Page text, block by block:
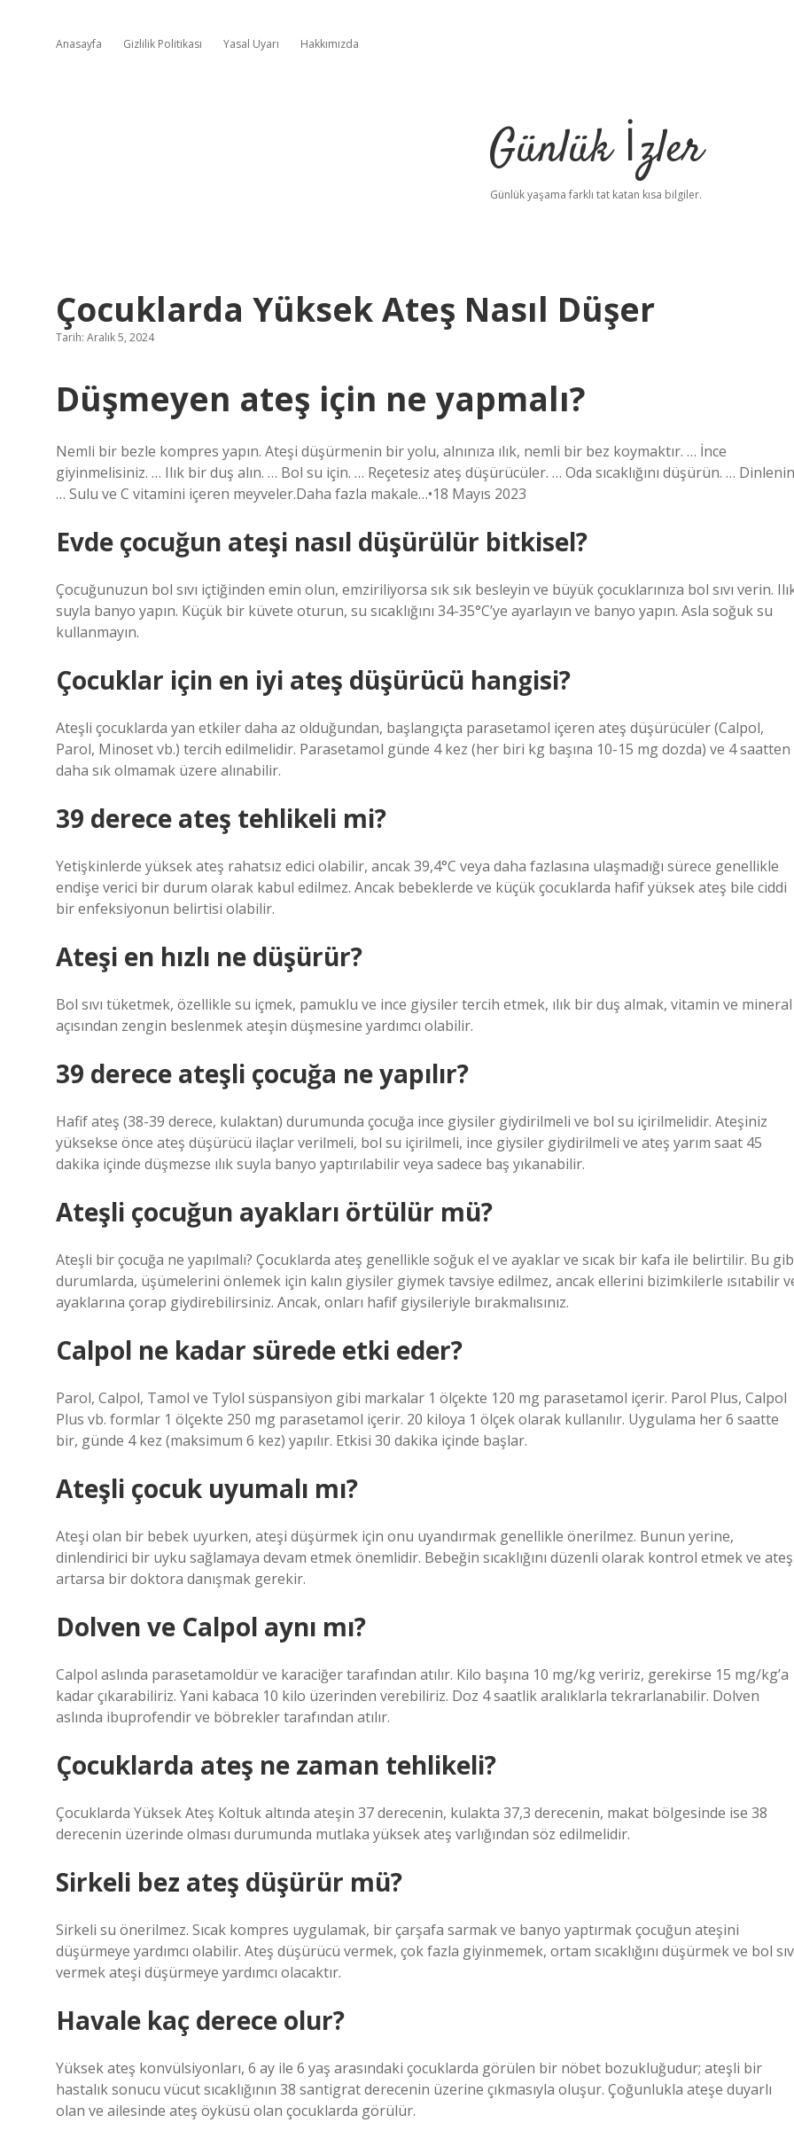
Anasayfa Gizlilik Politikası Yasal Uyarı Hakkımızda
Günlük İzler
Günlük yaşama farklı tat katan kısa bilgiler.
Çocuklarda Yüksek Ateş Nasıl Düşer
Tarih: Aralık 5, 2024
Düşmeyen ateş için ne yapmalı?
Nemli bir bezle kompres yapın. Ateşi düşürmenin bir yolu, alnınıza ılık, nemli bir bez koymaktır. … İnce
giyinmelisiniz. … Ilık bir duş alın. … Bol su için. … Reçetesiz ateş düşürücüler. … Oda sıcaklığını düşürün. …
… Sulu ve C vitamini içeren meyveler.Daha fazla makale…•18 Mayıs 2023
Evde çocuğun ateşi nasıl düşürülür bitkisel?
Çocuğunuzun bol sıvı içtiğinden emin olun, emziriliyorsa sık sık besleyin ve büyük çocuklarınıza bol sıvı verin.
suyla banyo yapın. Küçük bir küvete oturun, su sıcaklığını 34-35°C’ye ayarlayın ve banyo yapın. Asla soğuk su
kullanmayın.
Çocuklar için en iyi ateş düşürücü hangisi?
Ateşli çocuklarda yan etkiler daha az olduğundan, başlangıçta parasetamol içeren ateş düşürücüler (Calpol,
Parol, Minoset vb.) tercih edilmelidir. Parasetamol günde 4 kez (her biri kg başına 10-15 mg dozda) ve 4 saatten
daha sık olmamak üzere alınabilir.
39 derece ateş tehlikeli mi?
Yetişkinlerde yüksek ateş rahatsız edici olabilir, ancak 39,4°C veya daha fazlasına ulaşmadığı sürece genellikle
endişe verici bir durum olarak kabul edilmez. Ancak bebeklerde ve küçük çocuklarda hafif yüksek ateş bile ciddi
bir enfeksiyonun belirtisi olabilir.
Ateşi en hızlı ne düşürür?
Bol sıvı tüketmek, özellikle su içmek, pamuklu ve ince giysiler tercih etmek, ılık bir duş almak, vitamin ve mineral
açısından zengin beslenmek ateşin düşmesine yardımcı olabilir.
39 derece ateşli çocuğa ne yapılır?
Hafif ateş (38-39 derece, kulaktan) durumunda çocuğa ince giysiler giydirilmeli ve bol su içirilmelidir. Ateşiniz
yüksekse önce ateş düşürücü ilaçlar verilmeli, bol su içirilmeli, ince giysiler giydirilmeli ve ateş yarım saat 45
dakika içinde düşmezse ılık suyla banyo yaptırılabilir veya sadece baş yıkanabilir.
Ateşli çocuğun ayakları örtülür mü?
Ateşli bir çocuğa ne yapılmalı? Çocuklarda ateş genellikle soğuk el ve ayaklar ve sıcak bir kafa ile belirtilir. Bu
durumlarda, üşümelerini önlemek için kalın giysiler giymek tavsiye edilmez, ancak ellerini bizimkilerle ısıtabilir
ayaklarına çorap giydirebilirsiniz. Ancak, onları hafif giysileriyle bırakmalısınız.
Calpol ne kadar sürede etki eder?
Parol, Calpol, Tamol ve Tylol süspansiyon gibi markalar 1 ölçekte 120 mg parasetamol içerir. Parol Plus, Calpol
Plus vb. formlar 1 ölçekte 250 mg parasetamol içerir. 20 kiloya 1 ölçek olarak kullanılır. Uygulama her 6 saatte
bir, günde 4 kez (maksimum 6 kez) yapılır. Etkisi 30 dakika içinde başlar.
Ateşli çocuk uyumalı mı?
Ateşi olan bir bebek uyurken, ateşi düşürmek için onu uyandırmak genellikle önerilmez. Bunun yerine,
dinlendirici bir uyku sağlamaya devam etmek önemlidir. Bebeğin sıcaklığını düzenli olarak kontrol etmek ve ateş
artarsa ​​bir doktora danışmak gerekir.
Dolven ve Calpol aynı mı?
Calpol aslında parasetamoldür ve karaciğer tarafından atılır. Kilo başına 10 mg/kg veririz, gerekirse 15 mg/kg’a
kadar çıkarabiliriz. Yani kabaca 10 kilo üzerinden verebiliriz. Doz 4 saatlik aralıklarla tekrarlanabilir. Dolven
aslında ibuprofendir ve böbrekler tarafından atılır.
Çocuklarda ateş ne zaman tehlikeli?
Çocuklarda Yüksek Ateş Koltuk altında ateşin 37 derecenin, kulakta 37,3 derecenin, makat bölgesinde ise 38
derecenin üzerinde olması durumunda mutlaka yüksek ateş varlığından söz edilmelidir.
Sirkeli bez ateş düşürür mü?
Sirkeli su önerilmez. Sıcak kompres uygulamak, bir çarşafa sarmak ve banyo yaptırmak çocuğun ateşini
düşürmeye yardımcı olabilir. Ateş düşürücü vermek, çok fazla giyinmemek, ortam sıcaklığını düşürmek ve bol
vermek ateşi düşürmeye yardımcı olacaktır.
Havale kaç derece olur?
Yüksek ateş konvülsiyonları, 6 ay ile 6 yaş arasındaki çocuklarda görülen bir nöbet bozukluğudur; ateşli bir
hastalık sonucu vücut sıcaklığının 38 santigrat derecenin üzerine çıkmasıyla oluşur. Çoğunlukla ateşe duyarlı
olan ve ailesinde ateş öyküsü olan çocuklarda görülür.